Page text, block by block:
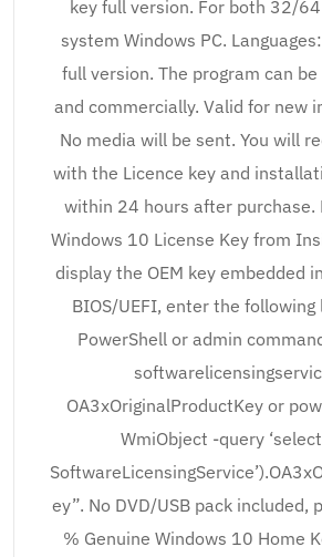
key full version. For both 32/
system Windows PC.
full version. The program can
and commercially. Valid for new
No media will be sent. You will
with the Licence key and
within 24 hours after purchase.
Windows 10 License Key from
display the OEM key embedded
BIOS/UEFI, enter the
PowerShell or admin
OA3xOriginalProductKey or
WmiObject -query
ey”. No DVD/USB pack included,
% Genuine Windows 10 Home